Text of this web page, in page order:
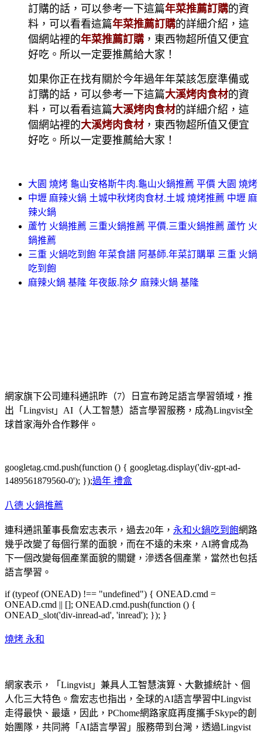
訂購的話，可以參考一下這篇年菜推薦訂購的資
料，可以看看這篇年菜推薦訂購的詳細介紹，這
個網站裡的年菜推薦訂購 ，東西物超所值又便宜
好吃。所以一定要推薦給大家！
如果你正在找有關於今年過年年菜該怎麼準備或
訂購的話，可以參考一下這篇大溪烤肉食材的資
料，可以看看這篇大溪烤肉食材的詳細介紹，這
個網站裡的大溪烤肉食材 ，東西物超所值又便宜
好吃。所以一定要推薦給大家！
大園 燒烤 龜山安格斯牛肉.龜山火鍋推薦 平價 大園 燒烤
中壢 麻辣火鍋 土城中秋烤肉食材.土城 燒烤推薦 中壢 麻
辣火鍋
蘆竹 火鍋推薦 三重火鍋推薦 平價.三重火鍋推薦 蘆竹 火
鍋推薦
三重 火鍋吃到飽 年菜食譜 阿基師.年菜訂購單 三重 火鍋
吃到飽
麻辣火鍋 基隆 年夜飯.除夕 麻辣火鍋 基隆
網家旗下公司連科通訊昨（7）日宣布跨足語言學習領域，推
出「Lingvist」AI（人工智慧）語言學習服務，成為Lingvist全
球首家海外合作夥伴。
googletag.cmd.push(function () { googletag.display('div-gpt-ad-
1489561879560-0'); });過年 禮盒
八德 火鍋推薦
連科通訊董事長詹宏志表示，過去20年， 永和火鍋吃到飽網路
幾乎改變了每個行業的面貌，而在不遠的未來，AI將會成為
下一個改變每個產業面貌的關鍵，滲透各個產業，當然也包括
語言學習。
if (typeof (ONEAD) !== "undefined") { ONEAD.cmd =
ONEAD.cmd || []; ONEAD.cmd.push(function () {
ONEAD_slot('div-inread-ad', 'inread'); }); }
燒烤 永和
網家表示，「Lingvist」兼具人工智慧演算、大數據統計、個
人化三大特色。詹宏志也指出，全球的AI語言學習中Lingvist
走得最快、最遠，因此，PChome網路家庭再度攜手Skype的創
始團隊，共同將「AI語言學習」服務帶到台灣，透過Lingvist